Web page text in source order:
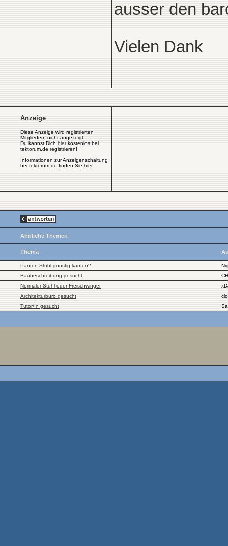
ausser den
Vielen Dank
Anzeige
Diese Anzeige wird registrierten
Mitgliedern nicht angezeigt.
Du kannst Dich hierkostenlos bei
tektorum.de registrieren!
Informationen zur Anzeigenschaltung
bei tektorum.de finden Sie hier.
Ähnliche Themen
Thema
Panton Stuhl günstig kaufen?
Baubeschreibung gesucht
Normaler Stuhl oder Freischwinger
Architekturbüro gesucht
Tutor/In gesucht